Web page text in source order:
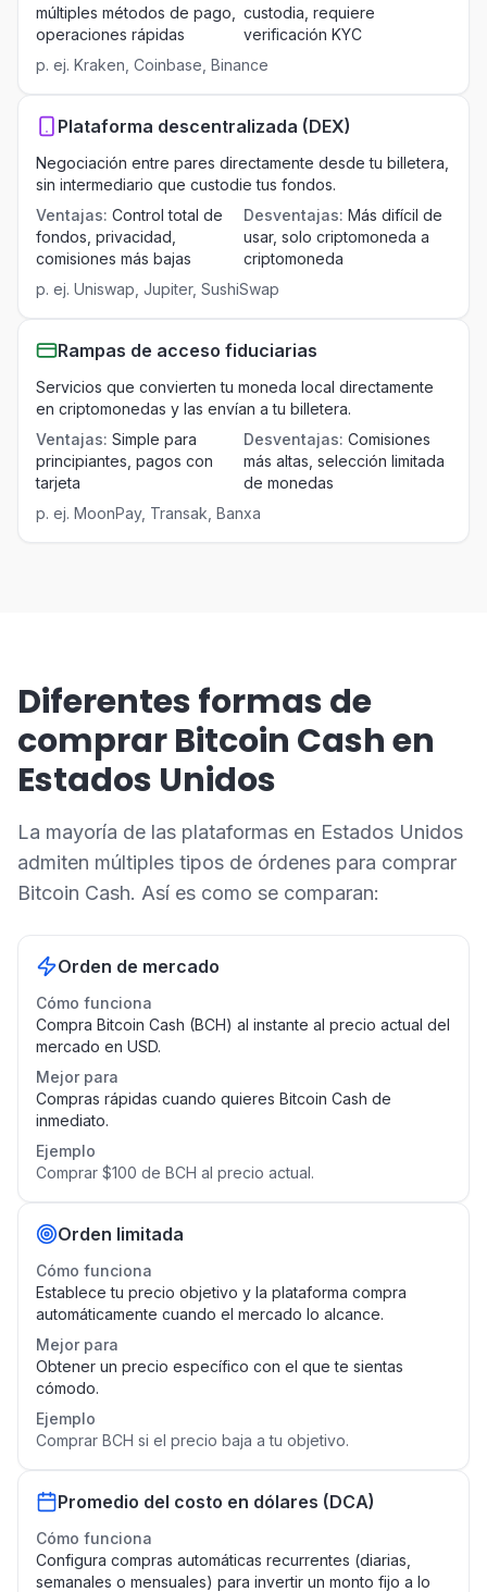
múltiples métodos de pago,
operaciones rápidas
custodia, requiere
verificación KYC
p. ej. Kraken, Coinbase, Binance
Plataforma descentralizada (DEX)
Negociación entre pares directamente desde tu billetera,
sin intermediario que custodie tus fondos.
Ventajas: Control total de
fondos, privacidad,
comisiones más bajas
Desventajas: Más difícil de
usar, solo criptomoneda a
criptomoneda
p. ej. Uniswap, Jupiter, SushiSwap
Rampas de acceso fiduciarias
Servicios que convierten tu moneda local directamente
en criptomonedas y las envían a tu billetera.
Ventajas: Simple para
principiantes, pagos con
tarjeta
Desventajas: Comisiones
más altas, selección limitada
de monedas
p. ej. MoonPay, Transak, Banxa
Diferentes formas de
comprar Bitcoin Cash en
Estados Unidos
La mayoría de las plataformas en Estados Unidos
admiten múltiples tipos de órdenes para comprar
Bitcoin Cash. Así es como se comparan:
Orden de mercado
Cómo funciona
Compra Bitcoin Cash (BCH) al instante al precio actual del
mercado en USD.
Mejor para
Compras rápidas cuando quieres Bitcoin Cash de
inmediato.
Ejemplo
Comprar $100 de BCH al precio actual.
Orden limitada
Cómo funciona
Establece tu precio objetivo y la plataforma compra
automáticamente cuando el mercado lo alcance.
Mejor para
Obtener un precio específico con el que te sientas
cómodo.
Ejemplo
Comprar BCH si el precio baja a tu objetivo.
Promedio del costo en dólares (DCA)
Cómo funciona
Configura compras automáticas recurrentes (diarias,
semanales o mensuales) para invertir un monto fijo a lo